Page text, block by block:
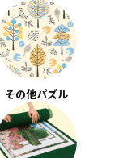
その他パズル